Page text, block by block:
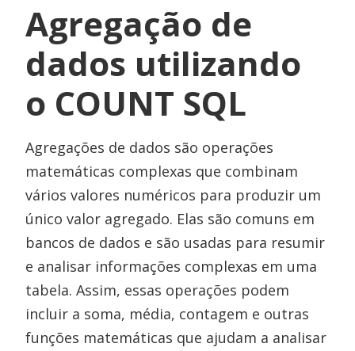
Agregação de
dados utilizando
o COUNT SQL
Agregações de dados são operações
matemáticas complexas que combinam
vários valores numéricos para produzir um
único valor agregado. Elas são comuns em
bancos de dados e são usadas para resumir
e analisar informações complexas em uma
tabela. Assim, essas operações podem
incluir a soma, média, contagem e outras
funções matemáticas que ajudam a analisar